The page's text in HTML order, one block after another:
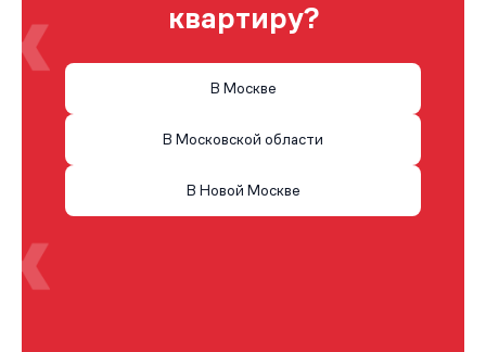
квартиру?
В Москве
В Московской области
В Новой Москве